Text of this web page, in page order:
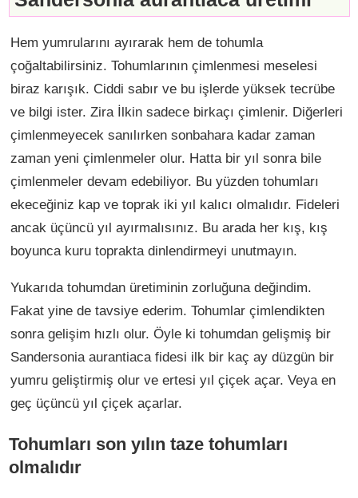
Hem yumrularını ayırarak hem de tohumla
çoğaltabilirsiniz. Tohumlarının çimlenmesi meselesi
biraz karışık. Ciddi sabır ve bu işlerde yüksek tecrübe
ve bilgi ister. Zira İlkin sadece birkaçı çimlenir. Diğerleri
çimlenmeyecek sanılırken sonbahara kadar zaman
zaman yeni çimlenmeler olur. Hatta bir yıl sonra bile
çimlenmeler devam edebiliyor. Bu yüzden tohumları
ekeceğiniz kap ve toprak iki yıl kalıcı olmalıdır. Fideleri
ancak üçüncü yıl ayırmalısınız. Bu arada her kış, kış
boyunca kuru toprakta dinlendirmeyi unutmayın.
Yukarıda tohumdan üretiminin zorluğuna değindim.
Fakat yine de tavsiye ederim. Tohumlar çimlendikten
sonra gelişim hızlı olur. Öyle ki tohumdan gelişmiş bir
Sandersonia aurantiaca fidesi ilk bir kaç ay düzgün bir
yumru geliştirmiş olur ve ertesi yıl çiçek açar. Veya en
geç üçüncü yıl çiçek açarlar.
Tohumları son yılın taze tohumları
olmalıdır